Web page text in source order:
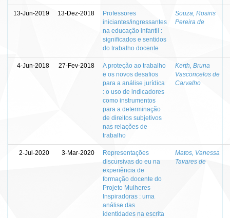
13-Jun-2019 13-Dez-2018
Professores
iniciantes/ingressantes
na educação infantil :
significados e sentidos
do trabalho docente
Souza, Rosiris
Pereira de
4-Jun-2018 27-Fev-2018
A proteção ao trabalho
e os novos desafios
para a análise jurídica
: o uso de indicadores
como instrumentos
para a determinação
de direitos subjetivos
nas relações de
trabalho
Kerth, Bruna
Vasconcelos de
Carvalho
2-Jul-2020 3-Mar-2020
Representações
discursivas do eu na
experiência de
formação docente do
Projeto Mulheres
Inspiradoras : uma
análise das
identidades na escrita
Matos, Vanessa
Tavares de